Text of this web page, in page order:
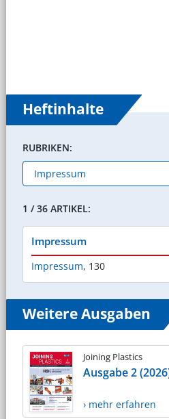
Heftinhalte
RUBRIKEN:
1 / 36 ARTIKEL:
Impressum
Impressum, 130
Weitere Ausgaben
Joining Plastics
Ausgabe 2
› mehr erfahren